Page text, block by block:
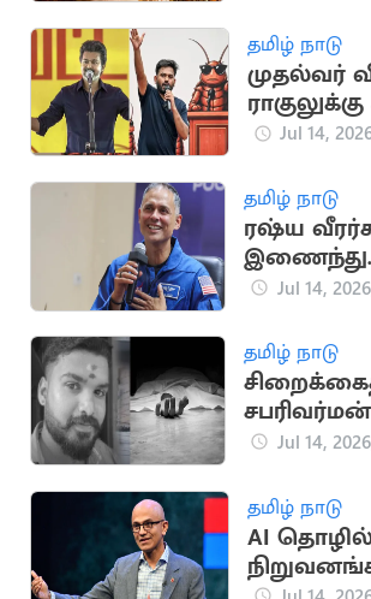
தமிழ் நாடு
முதல்வர்
பூச்சி
Jul 14,
தமிழ் நாடு
ரஷ்ய
இணைந்து
மேனன்
Jul 14,
தமிழ் நாடு
உடலில் 19
தகவல்
Jul 14,
தமிழ் நாடு
AI